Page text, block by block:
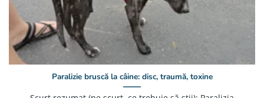
Paralizie bruscă la câine: disc, traumă, toxine